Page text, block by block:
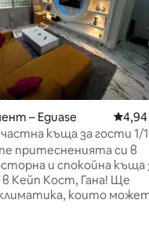
– Eguase
4,94
къща за гости 1/1
притесненията си в
и спокойна къща
в Кейп Кост, Гана! Ще
които